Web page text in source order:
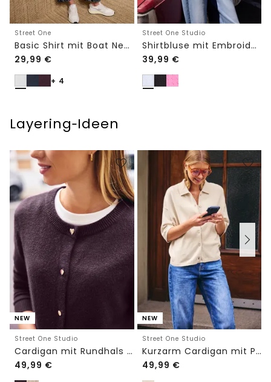
Street One
Basic Shirt mit Boat Neck und Elastikbund
29,99 €
+ 4
Street One Studio
Shirtbluse mit Embroidery-Front
39,99 €
Layering‑Ideen
NEW
Street One Studio
Cardigan mit Rundhals und Knöpfen
49,99 €
NEW
Street One Studio
Kurzarm Cardigan mit Polokragen
49,99 €